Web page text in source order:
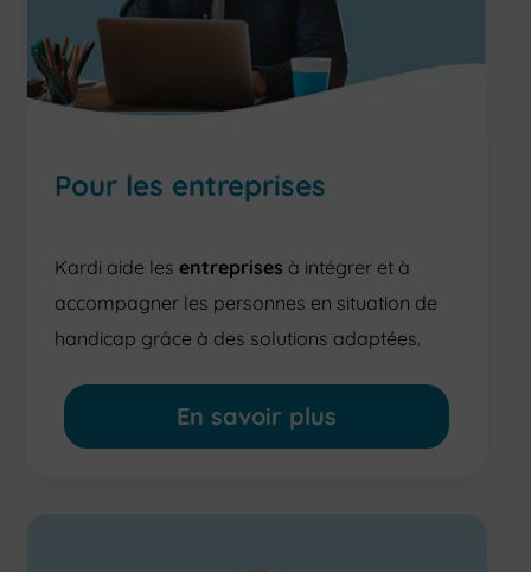
Pour les entreprises
Kardi aide les entreprises à intégrer et à
accompagner les personnes en situation de
handicap grâce à des solutions adaptées.
En savoir plus